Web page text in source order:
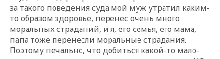
за такого поведения суда мой муж утратил каким-
то образом здоровье, перенес очень много
моральных страданий, и я, его семья, его мама,
папа тоже перенесли моральные страдания.
Поэтому печально, что добиться какой-то мало-